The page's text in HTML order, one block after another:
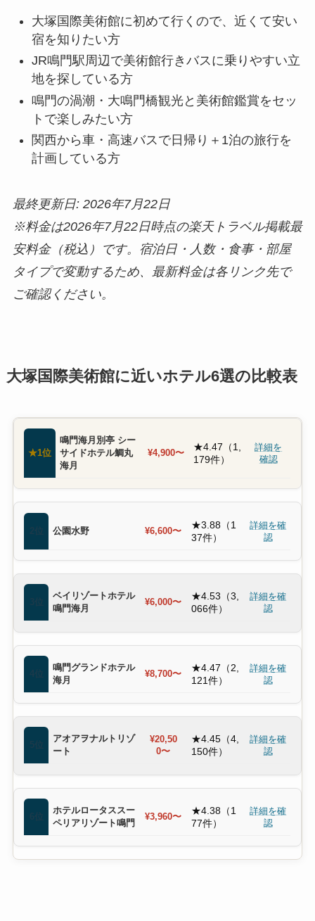
大塚国際美術館に初めて行くので、近くて安い
宿を知りたい方
JR鳴門駅周辺で美術館行きバスに乗りやすい立
地を探している方
鳴門の渦潮・大鳴門橋観光と美術館鑑賞をセッ
トで楽しみたい方
関西から車・高速バスで日帰り＋1泊の旅行を
計画している方
最終更新日: 2026年7月22日
※料金は2026年7月22日時点の楽天トラベル掲載最
安料金（税込）です。宿泊日・人数・食事・部屋
タイプで変動するため、最新料金は各リンク先で
ご確認ください。
大塚国際美術館に近いホテル6選の比較表
★1位
鳴門海月別亭 シー
サイドホテル鯛丸
海月
¥4,900〜
★4.47（1,
179件）
詳細を
確認
2位 公園水野 ¥6,600〜
★3.88（1
37件）
詳細を確
認
3位
ベイリゾートホテル
鳴門海月
¥6,000〜
★4.53（3,
066件）
詳細を確
認
4位
鳴門グランドホテル
海月
¥8,700〜
★4.47（2,
121件）
詳細を確
認
5位
アオアヲナルトリゾ
ート
¥20,50
0〜
★4.45（4,
150件）
詳細を確
認
6位
ホテルロータススー
ペリアリゾート鳴門
¥3,960〜
★4.38（1
77件）
詳細を確
認